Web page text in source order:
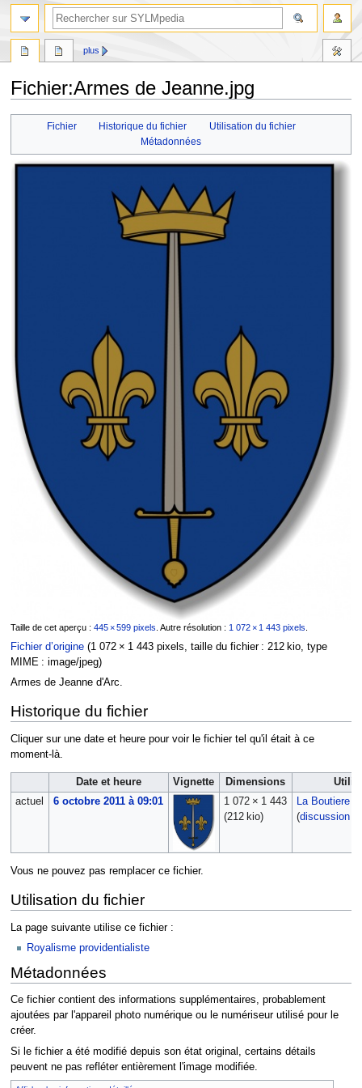
Fichier:Armes de Jeanne.jpg
navigation
recherche
Fichier Historique du fichier
Utilisation du fichier
Métadonnées
Taille de cet aperçu : 445 × 599 pixels Autre résolution : 1 072 × 1 443 pixels
Fichier d’origine‎ (1 072 × 1 443 pixels, taille du fichier : 212 kio, type
MIME : image/jpeg)
Armes de Jeanne d'Arc.
Historique du fichier
Cliquer sur une date et heure pour voir le fichier tel qu'il était à ce
moment-là.
Date et heure Vignette Dimensions
actuel
6 octobre 2011 à 09:01
1 072 × 1 443
(212 kio)
La Boutiere
(discussion|
Vous ne pouvez pas remplacer ce fichier.
Utilisation du fichier
La page suivante utilise ce fichier :
Royalisme providentialiste
Métadonnées
Ce fichier contient des informations supplémentaires, probablement
ajoutées par l'appareil photo numérique ou le numériseur utilisé pour le
créer.
Si le fichier a été modifié depuis son état original, certains détails
peuvent ne pas refléter entièrement l'image modifiée.
plus